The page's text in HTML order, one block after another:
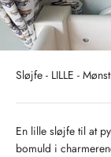
Sløjfe - LILLE -
En lille sløjfe til at
bomuld i